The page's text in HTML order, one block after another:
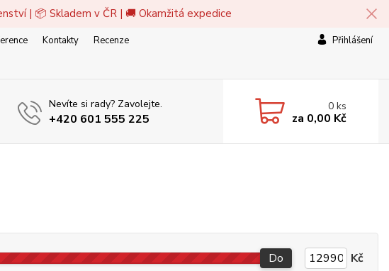
| 📦 Skladem v ČR | 🚚 Okamžitá expedice
Kontakty
Recenze
Přihlášení
Nevíte si rady? Zavolejte.
+420 601 555 225
0 ks
za 0,00 Kč
Do Kč